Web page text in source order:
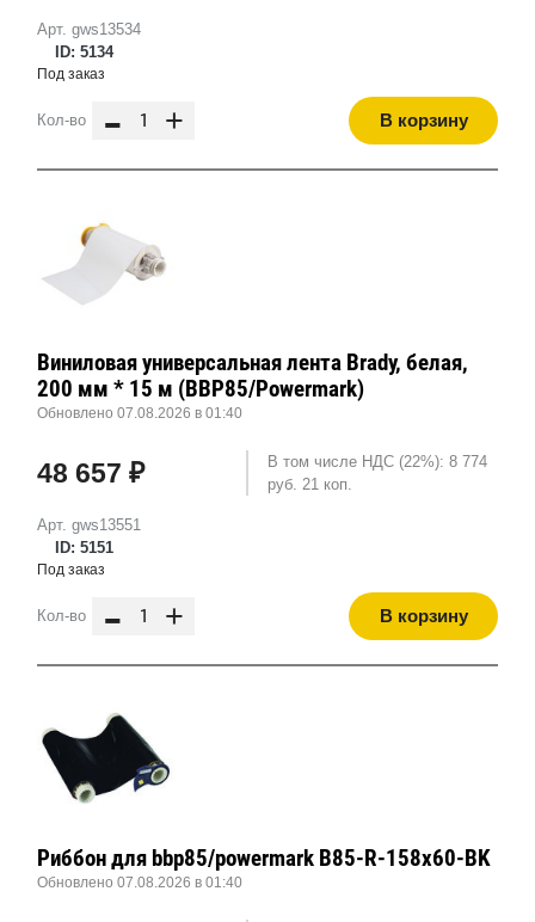
Арт. gws13534
ID: 5134
Под заказ
Кол-во - + В корзину
Арт. gws13551
ID: 5151
Виниловая универсальная лента Brady, белая,
200 мм * 15 м (BBP85/Powermark)
Обновлено 07.08.2026 в 01:40
48 657 ₽
В том числе НДС (22%): 8 774
руб. 21 коп.
Под заказ
Кол-во - + В корзину
Риббон для bbp85/powermark B85-R-158x60-BK
Обновлено 07.08.2026 в 01:40